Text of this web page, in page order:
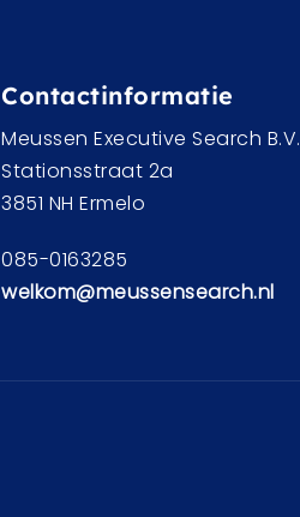
Contactinformatie
Meussen Executive Search B.V.
Stationsstraat 2a
3851 NH Ermelo
085-0163285
welkom@meussensearch.nl